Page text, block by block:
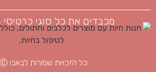
מכבדים את כל סוגי
כל הזכויות שמורות לבאבו Ⓒ